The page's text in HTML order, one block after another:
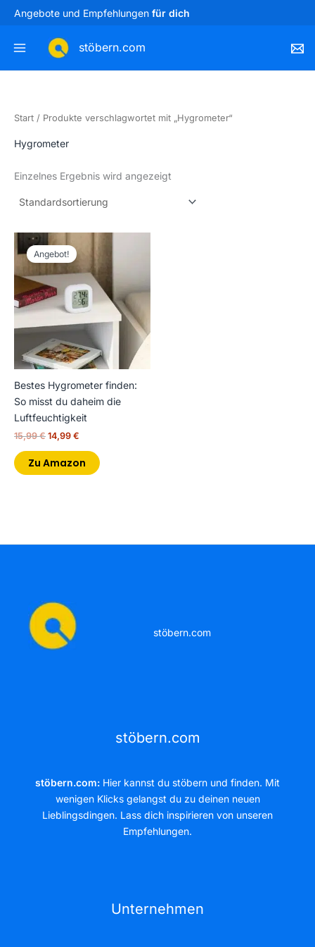
ZumAngebote und Empfehlungen für dich
stöbern.com
Start / Produkte verschlagwortet mit „Hygrometer“
Hygrometer
Einzelnes Ergebnis wird angezeigt
Angebot!
Bestes Hygrometer finden:
So misst du daheim die
Luftfeuchtigkeit
15,99€
Preis
war:
15,99 €
14,99 €
14,99 €.
Zu Amazon
stöbern.com
stöbern.com
stöbern.com: Hier kannst du stöbern und finden. Mit
wenigen Klicks gelangst du zu deinen neuen
Lieblingsdingen. Lass dich inspirieren von unseren
Empfehlungen.
Unternehmen